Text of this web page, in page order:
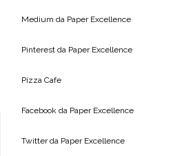
Medium da Paper Excellence
Pinterest da Paper Excellence
Pizza Cafe
Facebook da Paper Excellence
Twitter da Paper Excellence